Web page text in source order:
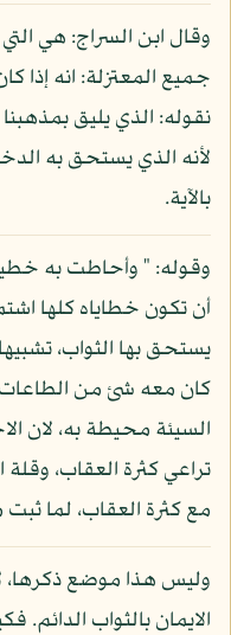
وقال ابن السراج: هي
جميع المعتزلة: انه إذا
نقوله: الذي يليق
لأنه الذي يستحق به
بالآية.
وقوله: " وأحاطت به
أن تكون خطاياه كلها
يستحق بها الثواب،
كان معه شئ من
السيئة محيطة به، لان
تراعي كثرة العقاب، وقلة
مع كثرة العقاب، لما
وليس هذا موضع ذكرها،
الايمان بالثواب الدائم.